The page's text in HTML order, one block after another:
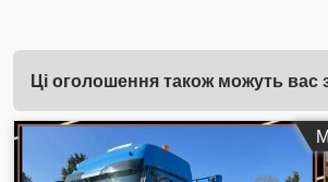
Ці оголошення також можуть вас